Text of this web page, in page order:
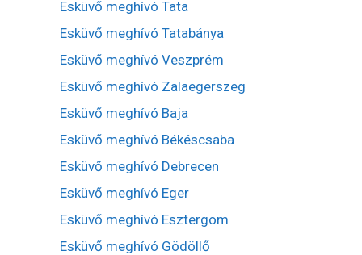
Esküvő meghívó Tata
Esküvő meghívó Tatabánya
Esküvő meghívó Veszprém
Esküvő meghívó Zalaegerszeg
Esküvő meghívó Baja
Esküvő meghívó Békéscsaba
Esküvő meghívó Debrecen
Esküvő meghívó Eger
Esküvő meghívó Esztergom
Esküvő meghívó Gödöllő